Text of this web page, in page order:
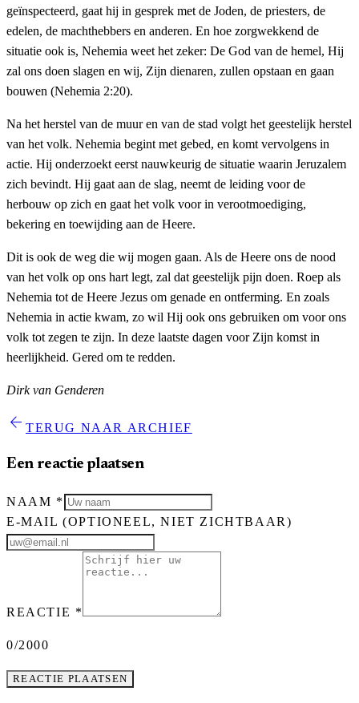
geïnspecteerd, gaat hij in gesprek met de Joden, de priesters, de
edelen, de machthebbers en anderen. En hoe zorgwekkend de
situatie ook is, Nehemia weet het zeker: De God van de hemel, Hij
zal ons doen slagen en wij, Zijn dienaren, zullen opstaan en gaan
bouwen (Nehemia 2:20).
Na het herstel van de muur en van de stad volgt het geestelijk herstel
van het volk. Nehemia begint met gebed, en komt vervolgens in
actie. Hij onderzoekt eerst nauwkeurig de situatie waarin Jeruzalem
zich bevindt. Hij gaat aan de slag, neemt de leiding voor de
herbouw op zich en gaat het volk voor in verootmoediging,
bekering en toewijding aan de Heere.
Dit is ook de weg die wij mogen gaan. Als de Heere ons de nood
van het volk op ons hart legt, zal dat geestelijk pijn doen. Roep als
Nehemia tot de Heere Jezus om genade en ontferming. En zoals
Nehemia in actie kwam, zo wil Hij ook ons gebruiken om voor ons
volk tot zegen te zijn. In deze laatste dagen voor Zijn komst in
heerlijkheid. Gered om te redden.
Dirk van Genderen
arrow_back TERUG NAAR ARCHIEF
Een reactie plaatsen
NAAM *
E-MAIL(OPTIONEEL, NIET ZICHTBAAR)
REACTIE *
0/2000
REACTIE PLAATSEN